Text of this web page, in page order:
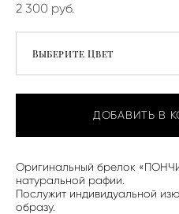
2 300 pуб.
Выберите Цвет
ДОБАВИТЬ В
Оригинальный брелок
натуральной рафии.
Послужит индивидуальной
образу.